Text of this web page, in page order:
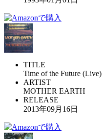
TITLE
Time of the Future (Live)
ARTIST
MOTHER EARTH
RELEASE
2013年09月16日